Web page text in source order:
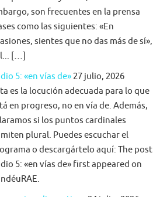
son frecuentes en la prensa
como las siguientes: «En
sientes que no das más de sí»,
[…]
5: «en vías de» 27 julio, 2026
es la locución adecuada para lo que
en progreso, no en vía de. Además,
si los puntos cardinales
plural. Puedes escuchar el
o descargártelo aquí: The post
5: «en vías de» first appeared on